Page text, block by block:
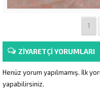
1
ZİYARETÇİ YORUMLARI
Henüz yorum yapılmamış. İlk
yapabilirsiniz.